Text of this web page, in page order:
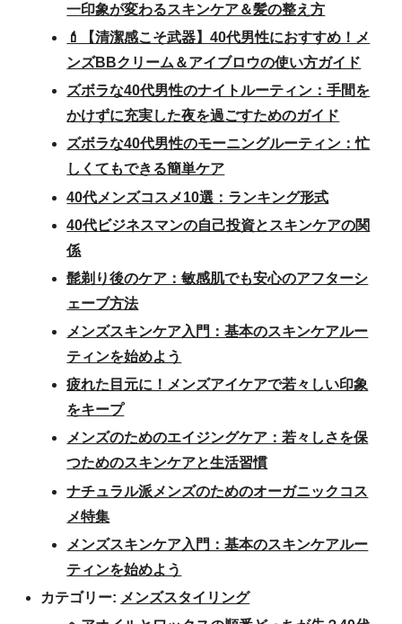
一印象が変わるスキンケア＆髪の整え方
💄【清潔感こそ武器】40代男性におすすめ！メ
ンズBBクリーム＆アイブロウの使い方ガイド
ズボラな40代男性のナイトルーティン：手間を
かけずに充実した夜を過ごすためのガイド
ズボラな40代男性のモーニングルーティン：忙
しくてもできる簡単ケア
40代メンズコスメ10選：ランキング形式
40代ビジネスマンの自己投資とスキンケアの関
係
髭剃り後のケア：敏感肌でも安心のアフターシ
ェーブ方法
メンズスキンケア入門：基本のスキンケアルー
ティンを始めよう
疲れた目元に！メンズアイケアで若々しい印象
をキープ
メンズのためのエイジングケア：若々しさを保
つためのスキンケアと生活習慣
ナチュラル派メンズのためのオーガニックコス
メ特集
メンズスキンケア入門：基本のスキンケアルー
ティンを始めよう
カテゴリー: メンズスタイリング